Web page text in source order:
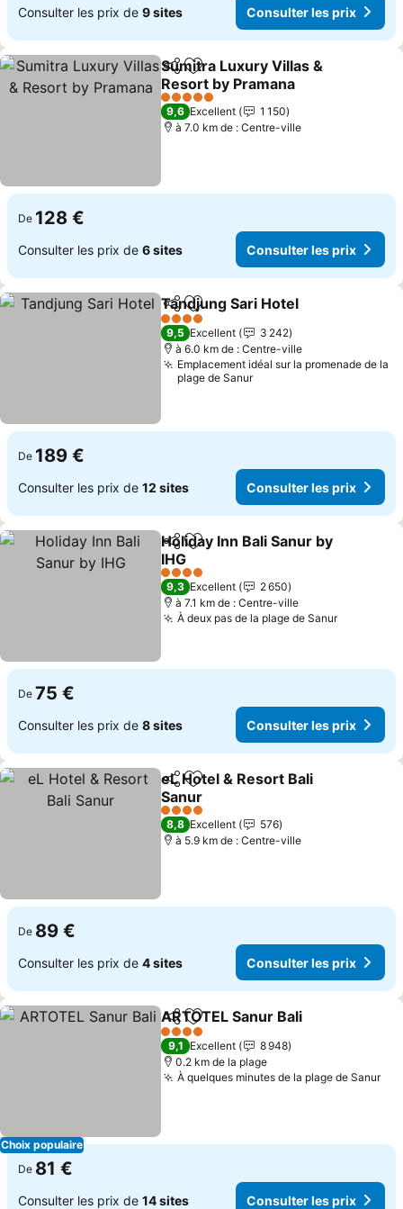
Consulter les prix de 9 sites Consulter les prix
PartagerAjouter à mes favoris
Sumitra Luxury Villas &
Resort by Pramana
5 Étoiles
9,6 Excellent
1 150
à 7.0 km de : Centre-ville
De 128 €
Consulter les prix de 6 sites Consulter les prix
PartagerAjouter à mes favoris
Tandjung Sari Hotel
4 Étoiles
9,5 Excellent
3 242
à 6.0 km de : Centre-ville
Emplacement idéal sur la promenade de la
plage de Sanur
De 189 €
Consulter les prix de 12 sites Consulter les prix
PartagerAjouter à mes favoris
Holiday Inn Bali Sanur by
IHG
4 Étoiles
9,3 Excellent
2 650
à 7.1 km de : Centre-ville
À deux pas de la plage de Sanur
De 75 €
Consulter les prix de 8 sites Consulter les prix
PartagerAjouter à mes favoris
eL Hotel & Resort Bali
Sanur
4 Étoiles
8,8 Excellent
576
à 5.9 km de : Centre-ville
De 89 €
Consulter les prix de 4 sites Consulter les prix
Choix populaire
PartagerAjouter à mes favoris
ARTOTEL Sanur Bali
4 Étoiles
9,1 Excellent
8 948
0.2 km de la plage
À quelques minutes de la plage de Sanur
De 81 €
Consulter les prix de 14 sites Consulter les prix